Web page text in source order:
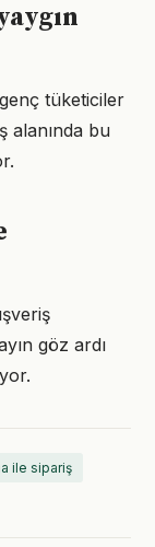
tüketiciler
alanında bu
göz ardı
ile sipariş